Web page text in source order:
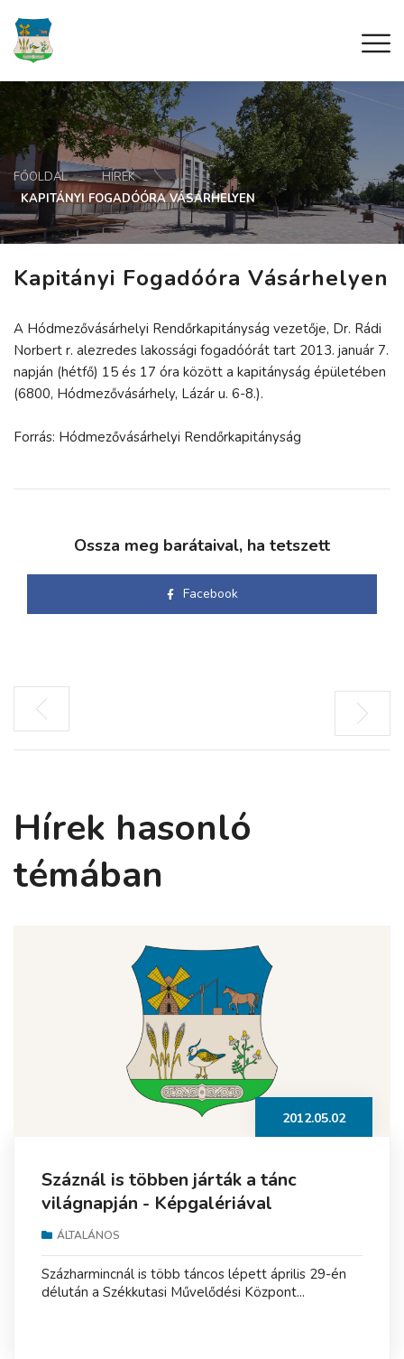
FŐOLDAL
HÍREK
KAPITÁNYI FOGADÓÓRA VÁSÁRHELYEN
Kapitányi Fogadóóra Vásárhelyen
A Hódmezővásárhelyi Rendőrkapitányság vezetője, Dr. Rádi
Norbert r. alezredes lakossági fogadóórát tart 2013. január 7.
napján (hétfő) 15 és 17 óra között a kapitányság épületében
(6800, Hódmezővásárhely, Lázár u. 6-8.).
Forrás: Hódmezővásárhelyi Rendőrkapitányság
Ossza meg barátaival, ha tetszett
Facebook
Hírek hasonló
témában
2012.05.02
Száznál is többen járták a tánc
világnapján - Képgalériával
ÁLTALÁNOS
Százharmincnál is több táncos lépett április 29-én
délután a Székkutasi Művelődési Központ...